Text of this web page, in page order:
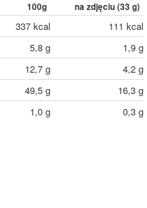
100g na zdjęciu (33 g)
337 kcal
111 kcal
5,8 g
1,9 g
12,7 g
4,2 g
49,5 g
16,3 g
1,0 g 0,3 g